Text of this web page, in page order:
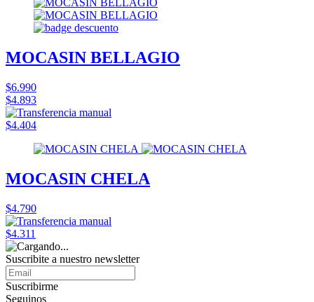
MOCASIN BELLAGIO
$6.990
$4.893
$4.404
MOCASIN CHELA
$4.790
$4.311
Suscribite a nuestro newsletter
Suscribirme
Seguinos